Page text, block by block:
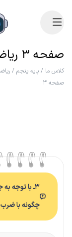
صفحه ۳ ریاضی پنجم
کلاس ما / پایه پنجم /
صفحه ۳
۳ـ با توجه
چگونه با ضرب یک عدد در ۱۰